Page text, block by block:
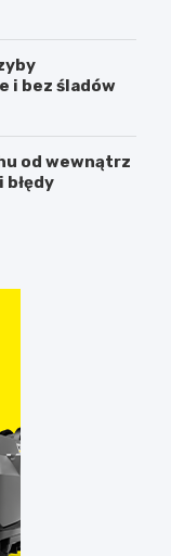
i bez śladów
od wewnątrz
błędy